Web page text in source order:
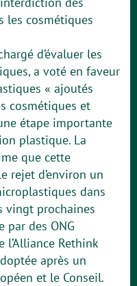
les cosmétiques
d’évaluer les
a voté en faveur
« ajoutés
cosmétiques et
étape importante
plastique. La
que cette
rejet d’environ un
dans
vingt prochaines
par des ONG
Rethink
après un
et le Conseil.